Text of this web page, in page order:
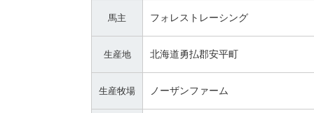
馬主 フォレストレーシング
生産地 北海道勇払郡安平町
生産牧場 ノーザンファーム